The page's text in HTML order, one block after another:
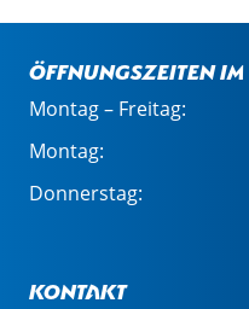
Öffnungszeiten im
Montag – Freitag:
Montag:
Donnerstag:
Kontakt